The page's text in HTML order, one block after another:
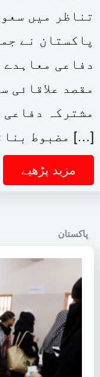
تناظر میں
پاکستان نے
دفاعی معاہدے
مقصد علاقائی
مشترکہ
مضبوط بنانا ہے۔ […]
مزید پڑھیے
پاکستان